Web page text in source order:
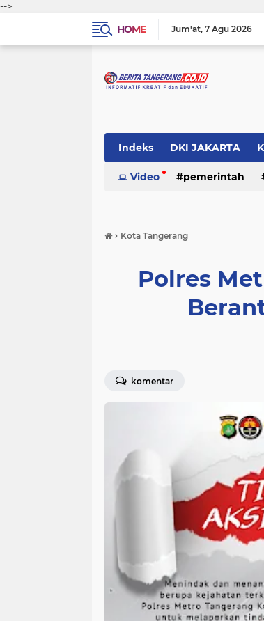
-->
HOME
Jum'at 7 Agu 2026
Indeks DKI JAKARTA
Pemerintah Pendidikan
Video pemerintah
› Kota Tangerang
Polres
komentar